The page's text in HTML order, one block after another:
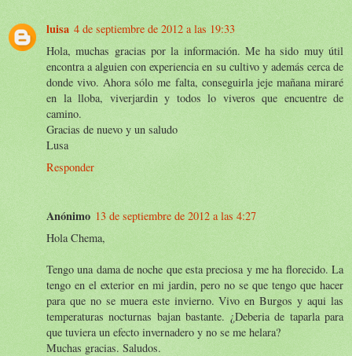
luisa 4 de septiembre de 2012 a las 19:33
Hola, muchas gracias por la información. Me ha sido muy útil
encontra a alguien con experiencia en su cultivo y además cerca de
donde vivo. Ahora sólo me falta, conseguirla jeje mañana miraré
en la lloba, viverjardin y todos lo viveros que encuentre de
camino.
Gracias de nuevo y un saludo
Lusa
Responder
Anónimo 13 de septiembre de 2012 a las 4:27
Hola Chema,
Tengo una dama de noche que esta preciosa y me ha florecido. La
tengo en el exterior en mi jardin, pero no se que tengo que hacer
para que no se muera este invierno. Vivo en Burgos y aqui las
temperaturas nocturnas bajan bastante. ¿Deberia de taparla para
que tuviera un efecto invernadero y no se me helara?
Muchas gracias. Saludos.